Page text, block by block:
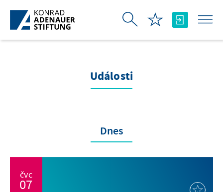
Skip to Main Content
Události
Dnes
čvc
07